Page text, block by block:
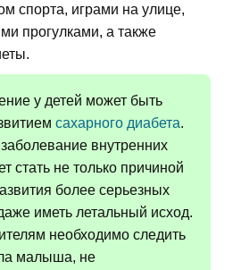
спорта, играми на улице,
прогулками, а также
у детей может быть
сахарного диабета.
внутренних
стать не только причиной
более серьезных
иметь летальный исход.
необходимо следить
малыша, не